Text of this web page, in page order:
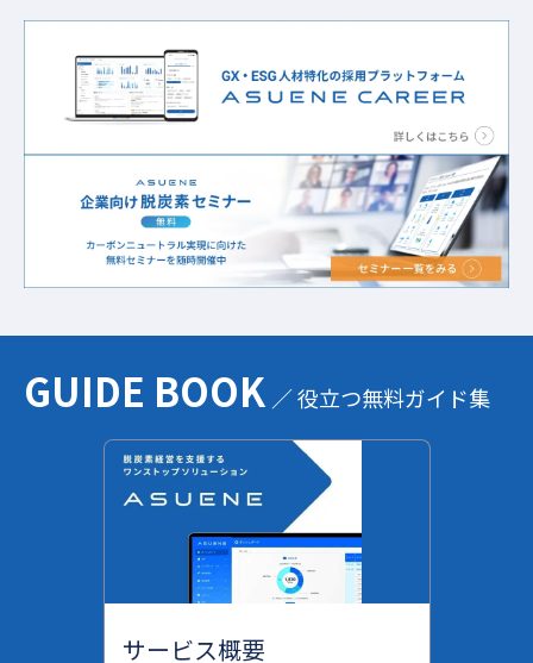
GUIDE BOOK ／ 役立つ無料ガイド集
サービス概要